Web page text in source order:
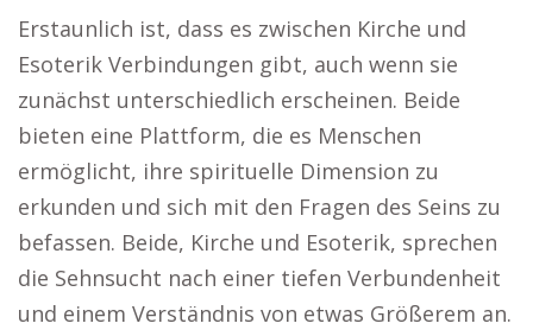
Erstaunlich ist, dass es zwischen Kirche und
Esoterik Verbindungen gibt, auch wenn sie
zunächst unterschiedlich erscheinen. Beide
bieten eine Plattform, die es Menschen
ermöglicht, ihre spirituelle Dimension zu
erkunden und sich mit den Fragen des Seins zu
befassen. Beide, Kirche und Esoterik, sprechen
die Sehnsucht nach einer tiefen Verbundenheit
und einem Verständnis von etwas Größerem an.